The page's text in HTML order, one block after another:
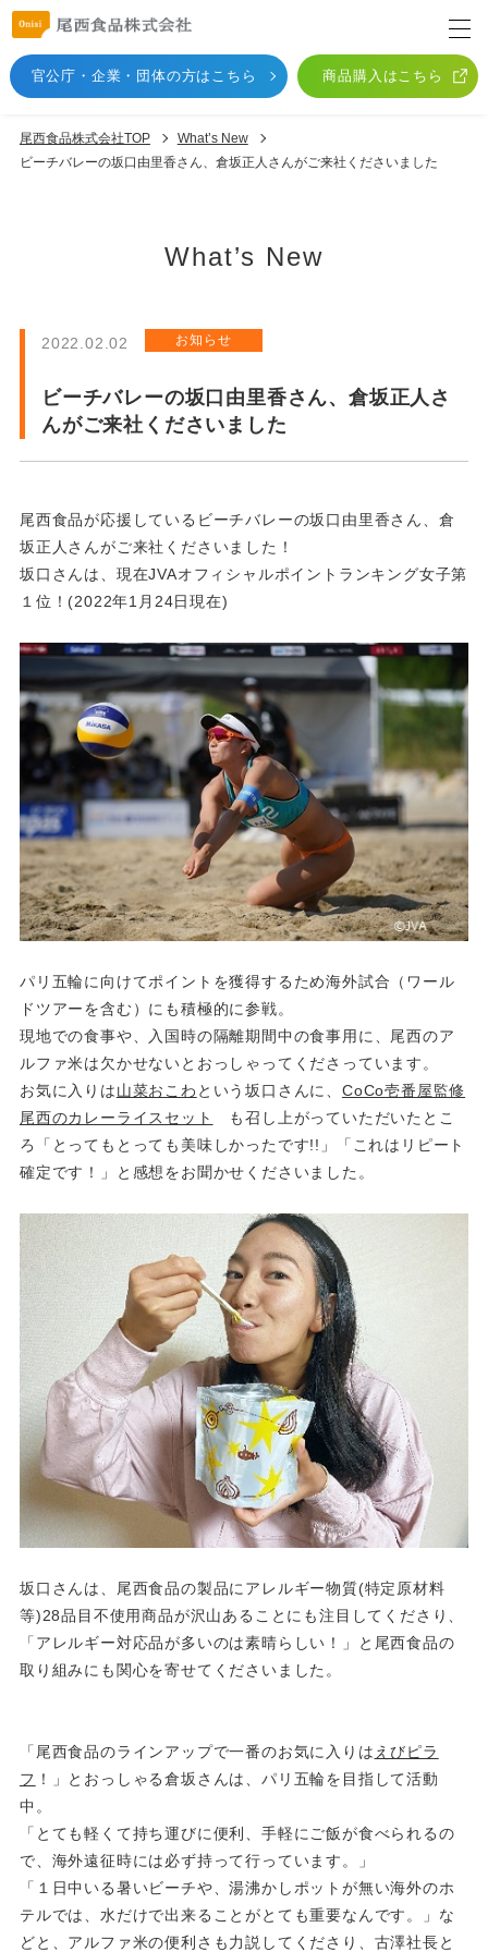
官公庁・企業・団体の方はこちら 商品購入はこちら
尾西食品株式会社TOP
What’s New
ビーチバレーの坂口由里香さん、倉坂正人さんがご来社くださいました
What’s New
2022.02.02 お知らせ
ビーチバレーの坂口由里香さん、倉坂正人さ
んがご来社くださいました
尾西食品が応援しているビーチバレーの坂口由里香さん、倉
坂正人さんがご来社くださいました！
坂口さんは、現在JVAオフィシャルポイントランキング女子第
１位！(2022年1月24日現在)
パリ五輪に向けてポイントを獲得するため海外試合（ワール
ドツアーを含む）にも積極的に参戦。
現地での食事や、入国時の隔離期間中の食事用に、尾西のア
ルファ米は欠かせないとおっしゃってくださっています。
お気に入りは山菜おこわ という坂口さんに、 CoCo壱番屋監修
尾西のカレーライスセット
も召し上がっていただいたとこ
ろ「とってもとっても美味しかったです!!」「これはリピート
確定です！」と感想をお聞かせくださいました。
坂口さんは、尾西食品の製品にアレルギー物質(特定原材料
等)28品目不使用商品が沢山あることにも注目してくださり、
「アレルギー対応品が多いのは素晴らしい！」と尾西食品の
取り組みにも関心を寄せてくださいました。
「尾西食品のラインアップで一番のお気に入りは えびピラ
フ ！」とおっしゃる倉坂さんは、パリ五輪を目指して活動
中。
「とても軽くて持ち運びに便利、手軽にご飯が食べられるの
で、海外遠征時には必ず持って行っています。」
「１日中いる暑いビーチや、湯沸かしポットが無い海外のホ
テルでは、水だけで出来ることがとても重要なんです。」な
どと、アルファ米の便利さも力説してくださり、古澤社長と